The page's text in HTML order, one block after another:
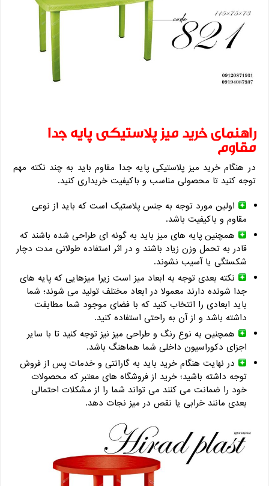
راهنمای خرید میز پلاستیکی پایه جدا
مقاوم
در هنگام خرید میز پلاستیکی پایه جدا مقاوم باید به چند نکته مهم
توجه کنید تا محصولی مناسب و باکیفیت خریداری کنید.
اولین مورد توجه به جنس پلاستیک است که باید از نوعی
مقاوم و باکیفیت باشد.
همچنین پایه های میز باید به گونه ای طراحی شده باشند که
قادر به تحمل وزن زیاد باشند و در اثر استفاده طولانی مدت دچار
شکستگی یا آسیب نشوند.
نکته بعدی توجه به ابعاد میز است زیرا میزهایی که پایه های
جدا شونده دارند معمولا در ابعاد مختلف تولید می شوند؛ شما
باید ابعادی را انتخاب کنید که با فضای موجود شما مطابقت
داشته باشد و از آن به راحتی استفاده کنید.
همچنین به نوع رنگ و طراحی میز نیز توجه کنید تا با سایر
اجزای دکوراسیون داخلی شما هماهنگ باشد.
در نهایت هنگام خرید باید به گارانتی و خدمات پس از فروش
توجه داشته باشید؛ خرید از فروشگاه های معتبر که محصولات
خود را ضمانت می کنند می تواند شما را از مشکلات احتمالی
بعدی مانند خرابی یا نقص در میز نجات دهد.